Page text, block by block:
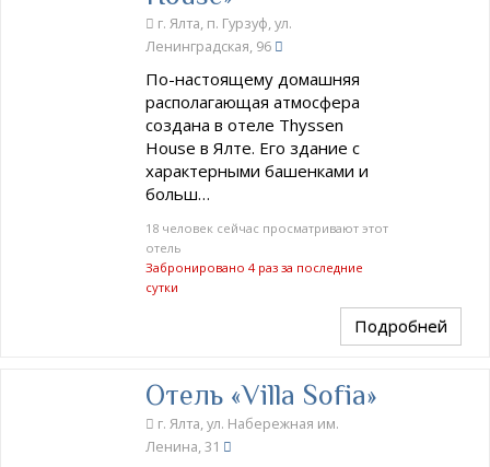
г. Ялта, п. Гурзуф, ул.
Ленинградская, 96
По-настоящему домашняя
располагающая атмосфера
создана в отеле Thyssen
House в Ялте. Его здание с
характерными башенками и
больш…
18 человек сейчас просматривают этот
отель
Забронировано 4 раз за последние
сутки
Подробней
Отель «Villa Sofia»
г. Ялта, ул. Набережная им.
Ленина, 31